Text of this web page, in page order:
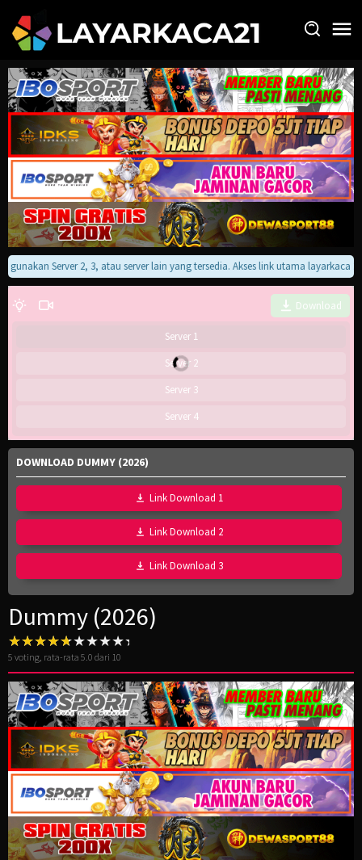
konten
Server 2, 3, atau server lain yang tersedia. Akses link utama layarkaca
Download
Server 1
Server 2
Server 3
Server 4
DOWNLOAD DUMMY (2026)
Link Download 1
Link Download 2
Link Download 3
Dummy (2026)
5 voting, rata-rata 5.0 dari 10